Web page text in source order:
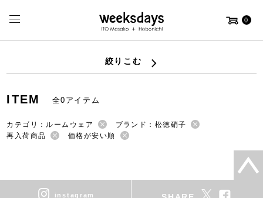
0
絞りこむ
ITEM 全0アイテム
カテゴリ：ルームウェア
ブランド：松徳硝子
再入荷商品
価格が安い順
instagram